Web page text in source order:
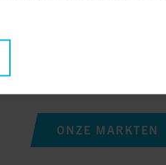
Hierdoor
oplossingen, maar
ONZE MARKTEN